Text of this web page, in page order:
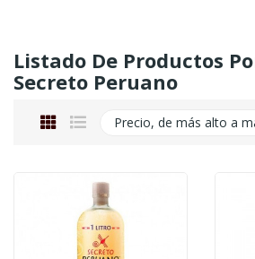
Listado De Productos
Secreto Peruano
Precio, de más alto a